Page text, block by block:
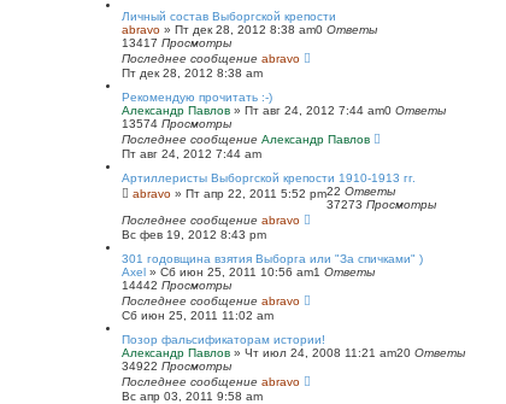
Личный состав Выборгской крепости
abravo » Пт дек 28, 2012 8:38 am0 Ответы
13417 Просмотры
Последнее сообщение abravo
Пт дек 28, 2012 8:38 am
Рекомендую прочитать :-)
Александр Павлов » Пт авг 24, 2012 7:44 am0 Ответы
13574 Просмотры
Последнее сообщение Александр Павлов
Пт авг 24, 2012 7:44 am
Артиллеристы Выборгской крепости 1910-1913 гг.
abravo » Пт апр 22, 2011 5:52 pm22 Ответы
37273 Просмотры
Последнее сообщение abravo
Вс фев 19, 2012 8:43 pm
301 годовщина взятия Выборга или "За спичками" )
Axel » Сб июн 25, 2011 10:56 am1 Ответы
14442 Просмотры
Последнее сообщение abravo
Сб июн 25, 2011 11:02 am
Позор фальсификаторам истории!
Александр Павлов » Чт июл 24, 2008 11:21 am20 Ответы
34922 Просмотры
Последнее сообщение abravo
Вс апр 03, 2011 9:58 am